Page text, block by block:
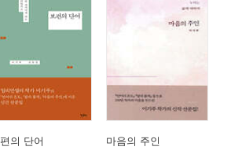
은 리라이팅
으로 돌아갔다
보내는 굿나잇 키스
아마추어의 차이
의 단어 마음의 주인